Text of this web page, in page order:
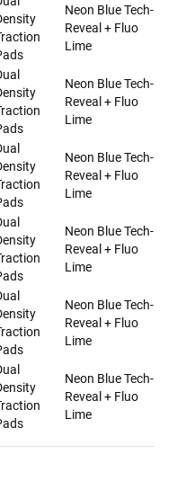
Neon Blue Tech-
Reveal + Fluo
Lime
Neon Blue Tech-
Reveal + Fluo
Lime
Neon Blue Tech-
Reveal + Fluo
Lime
Neon Blue Tech-
Reveal + Fluo
Lime
Neon Blue Tech-
Reveal + Fluo
Lime
Neon Blue Tech-
Reveal + Fluo
Lime